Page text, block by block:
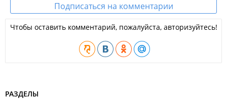
Подписаться на комментарии
Чтобы оставить комментарий, пожалуйста, авторизуйтесь!
РАЗДЕЛЫ